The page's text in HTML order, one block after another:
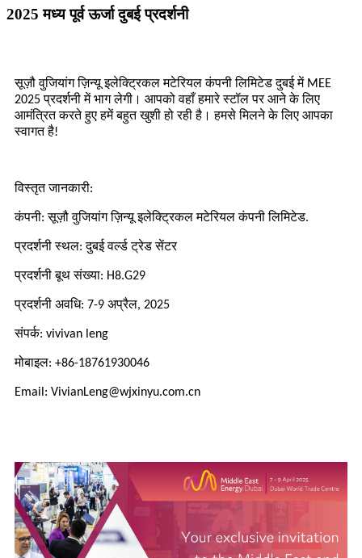
2025 मध्य पूर्व ऊर्जा दुबई प्रदर्शनी
सूज़ौ वुजियांग ज़िन्यू इलेक्ट्रिकल मटेरियल कंपनी लिमिटेड दुबई में MEE
2025 प्रदर्शनी में भाग लेगी। आपको वहाँ हमारे स्टॉल पर आने के लिए
आमंत्रित करते हुए हमें बहुत खुशी हो रही है। हमसे मिलने के लिए आपका
स्वागत है!
विस्तृत जानकारी:
कंपनी: सूज़ौ वुजियांग ज़िन्यू इलेक्ट्रिकल मटेरियल कंपनी लिमिटेड.
प्रदर्शनी स्थल: दुबई वर्ल्ड ट्रेड सेंटर
प्रदर्शनी बूथ संख्या: H8.G29
प्रदर्शनी अवधि: 7-9 अप्रैल, 2025
संपर्क: vivivan leng
मोबाइल: +86-18761930046
Email: VivianLeng@wjxinyu.com.cn